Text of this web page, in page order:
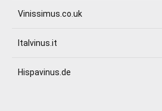
Vinissimus.co.uk
Italvinus.it
Hispavinus.de